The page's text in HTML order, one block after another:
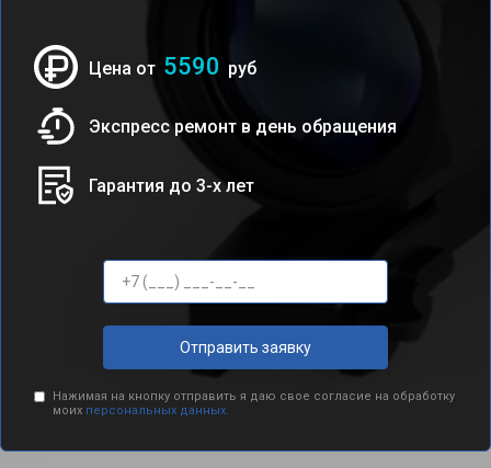
Цена от 5590 руб
Экспресс ремонт в день обращения
Гарантия до 3-х лет
Отправить заявку
Нажимая на кнопку отправить я даю свое согласие на обработку
моих персональных данных.